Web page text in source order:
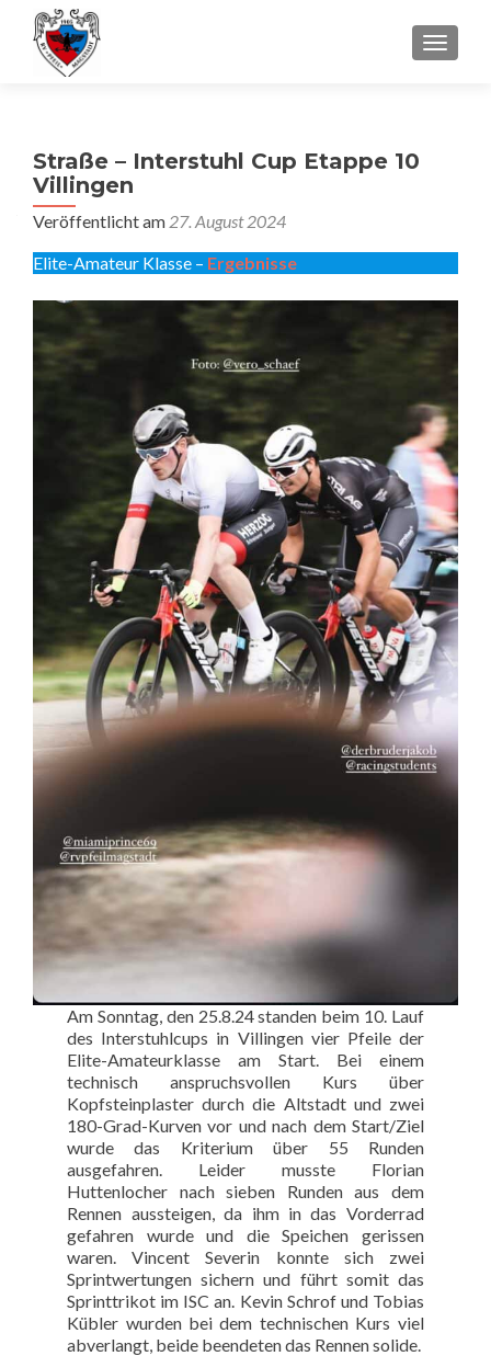
Straße – Interstuhl Cup Etappe 10
Villingen
Veröffentlicht am 27. August 2024
Elite-Amateur Klasse – Ergebnisse
Am Sonntag, den 25.8.24 standen beim 10. Lauf
des Interstuhlcups in Villingen vier Pfeile der
Elite-Amateurklasse am Start. Bei einem
technisch anspruchsvollen Kurs über
Kopfsteinplaster durch die Altstadt und zwei
180-Grad-Kurven vor und nach dem Start/Ziel
wurde das Kriterium über 55 Runden
ausgefahren. Leider musste Florian
Huttenlocher nach sieben Runden aus dem
Rennen aussteigen, da ihm in das Vorderrad
gefahren wurde und die Speichen gerissen
waren. Vincent Severin konnte sich zwei
Sprintwertungen sichern und führt somit das
Sprinttrikot im ISC an. Kevin Schrof und Tobias
Kübler wurden bei dem technischen Kurs viel
abverlangt, beide beendeten das Rennen solide.